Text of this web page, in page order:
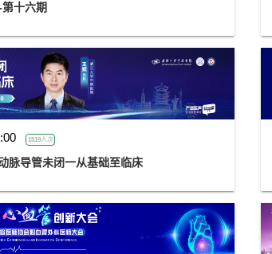
十六期
1519人次
脉导管未闭一从基础至临床